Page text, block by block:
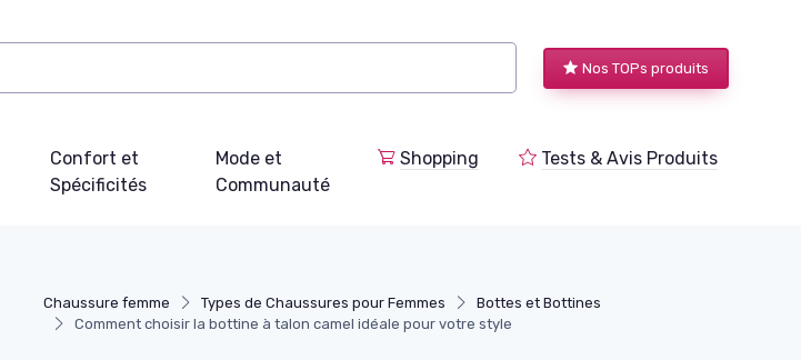
Nos TOPs produits
Confort et
Spécificités
Mode et
Communauté
Shopping Tests & Avis Produits
Chaussure femme Types de Chaussures pour Femmes
Bottes et Bottines
Comment choisir la bottine à talon camel idéale pour votre style